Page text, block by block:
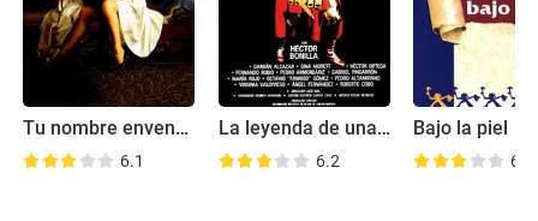
Tu nombre envenena mis sueños
6.1
La leyenda de una máscara
6.2
Bajo la piel
6.9